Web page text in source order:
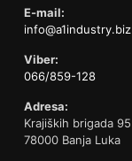
E-mail:
info@a1industry.biz
Viber:
066/859-128
Adresa:
Krajiških brigada 95
78000 Banja Luka